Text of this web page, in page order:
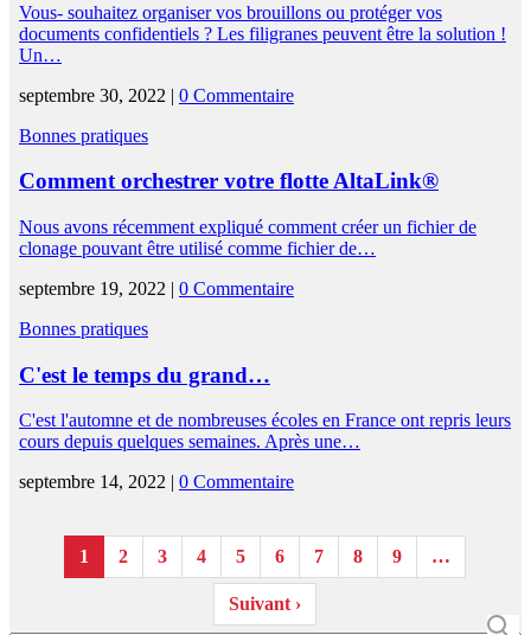
Vous- souhaitez organiser vos brouillons ou protéger vos
documents confidentiels ? Les filigranes peuvent être la solution !
Un…
septembre 30, 2022 | 0 Commentaire
Bonnes pratiques
Comment orchestrer votre flotte AltaLink®
Nous avons récemment expliqué comment créer un fichier de
clonage pouvant être utilisé comme fichier de…
septembre 19, 2022 | 0 Commentaire
Bonnes pratiques
C'est le temps du grand…
C'est l'automne et de nombreuses écoles en France ont repris leurs
cours depuis quelques semaines. Après une…
septembre 14, 2022 | 0 Commentaire
1 2 3 4 5 6 7 8 9 …
Suivant ›